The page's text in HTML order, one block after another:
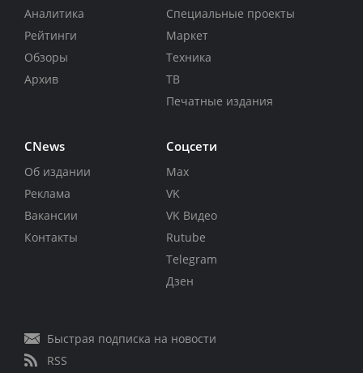
Аналитика
Рейтинги
Обзоры
Архив
Специальные проекты
Маркет
Техника
ТВ
Печатные издания
CNews
Об издании
Реклама
Вакансии
Контакты
Соцсети
Max
VK
VK Видео
Rutube
Telegram
Дзен
Быстрая подписка на новости
RSS